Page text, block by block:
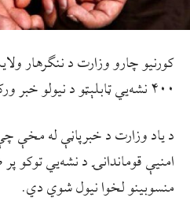
۴۰۰ نشه‌يي ټابلېټو د نیولو خبر ورکړی.
د یاد وزارت د خبرپاڼې له مخې
امنیې قوماندانۍ د نشه‌يي توکو
منسوبینو لخوا نیول شوي دي.